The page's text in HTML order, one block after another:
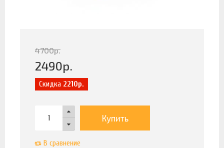
4700р.
2490р.
Скидка 2210р.
Купить
В сравнение